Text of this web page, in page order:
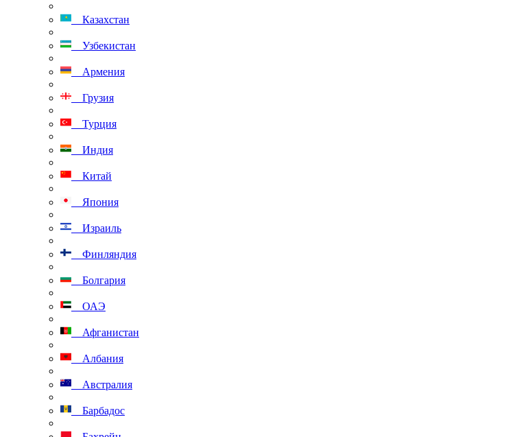
Казахстан
Узбекистан
Армения
Грузия
Турция
Индия
Китай
Япония
Израиль
Финляндия
Болгария
ОАЭ
Афганистан
Албания
Австралия
Барбадос